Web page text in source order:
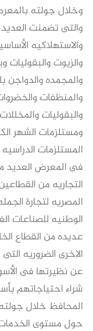
وخلال جولته
والتى تضمنت
والاستهلاكيه
والزيوت
والمجمده والدواجن
والمنظفات
والبقوليات
ومستلزمات الشهر
المستلزمات
فى المعرض العديد
التجاريه من
المصريه لتجارة
الوطنيه للصناعات
عديده من القطاع
الاخرى الضروريه
عن نظيرتها فى
شراء احتياجاتهم
المحافظ خلال جولته
حول مستوى